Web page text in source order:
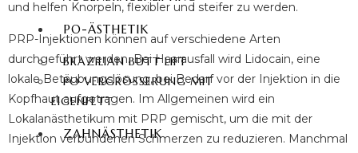
PO-ÄSTHETIK
BRAZILIAN BUTT LIFT
PO VERGRÖSSERUNG MIT E
IGENFETT
ZAHNÄSTHETIK
und helfen Knorpeln, flexibler und steifer zu werden.
PRP-Injektionen können auf verschiedene Arten
durchgeführt werden. Bei Haarausfall wird Lidocain, eine
lokale Betäubungslösung, bei Bedarf vor der Injektion in die
Kopfhaut aufgetragen. Im Allgemeinen wird ein
Lokalanästhetikum mit PRP gemischt, um die mit der
Injektion verbundenen Schmerzen zu reduzieren. Manchmal